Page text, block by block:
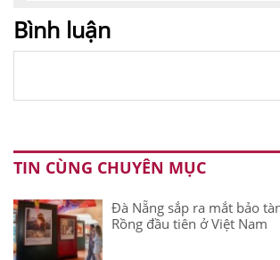
Bình luận
TIN CÙNG CHUYÊN MỤC
Đà Nẵng sắp ra mắt bảo
Rồng đầu tiên ở Việt Nam